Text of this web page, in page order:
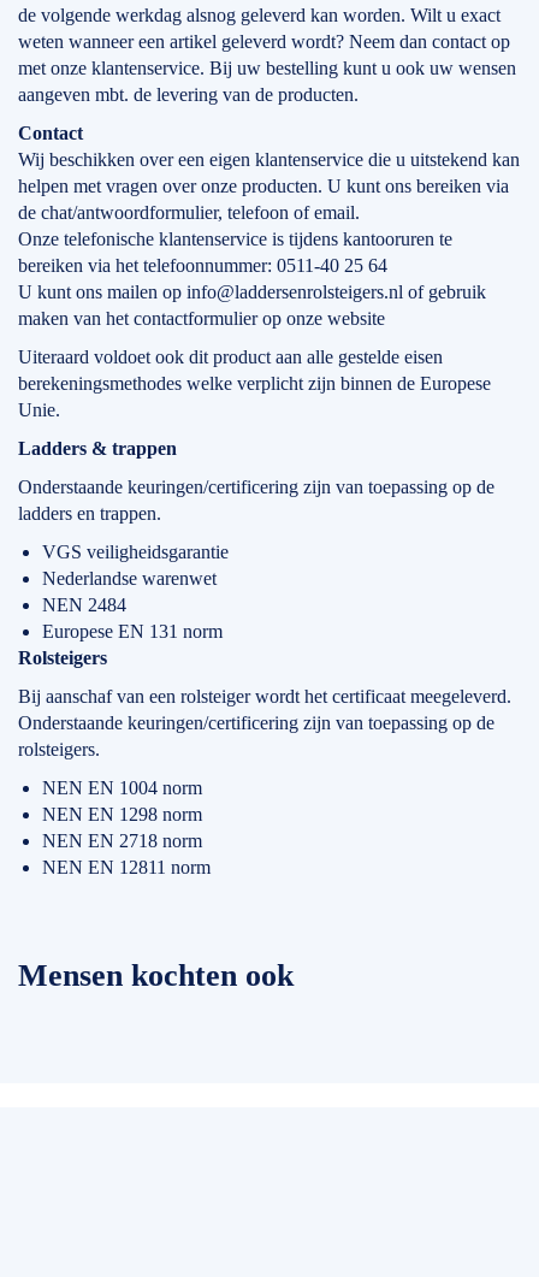
de volgende werkdag alsnog geleverd kan worden. Wilt u exact
weten wanneer een artikel geleverd wordt? Neem dan contact op
met onze klantenservice. Bij uw bestelling kunt u ook uw wensen
aangeven mbt. de levering van de producten.
Contact
Wij beschikken over een eigen klantenservice die u uitstekend kan
helpen met vragen over onze producten. U kunt ons bereiken via
de chat/antwoordformulier, telefoon of email.
Onze telefonische klantenservice is tijdens kantooruren te
bereiken via het telefoonnummer: 0511-40 25 64
U kunt ons mailen op info@laddersenrolsteigers.nl of gebruik
maken van het contactformulier op onze website
Uiteraard voldoet ook dit product aan alle gestelde eisen
berekeningsmethodes welke verplicht zijn binnen de Europese
Unie.
Ladders & trappen
Onderstaande keuringen/certificering zijn van toepassing op de
ladders en trappen.
VGS veiligheidsgarantie
Nederlandse warenwet
NEN 2484
Europese EN 131 norm
Rolsteigers
Bij aanschaf van een rolsteiger wordt het certificaat meegeleverd.
Onderstaande keuringen/certificering zijn van toepassing op de
rolsteigers.
NEN EN 1004 norm
NEN EN 1298 norm
NEN EN 2718 norm
NEN EN 12811 norm
Mensen kochten ook